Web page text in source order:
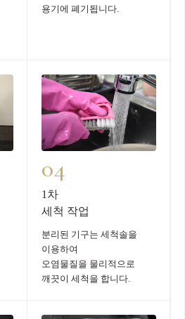
용기에 폐기됩니다.
04
1차
세척 작업
분리된 기구는 세척솔을
이용하여
오염물질을 물리적으로
깨끗이 세척을 합니다.